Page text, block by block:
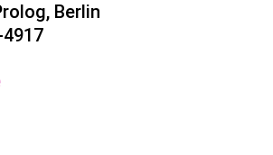
Berlin
4917